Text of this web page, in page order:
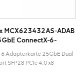
MCX623432AS-ADAB
ConnectX-6-
Adapterkarte
6 Adapterkarte 25GbE Dual-
SFP28 PCIe 4.0 x8